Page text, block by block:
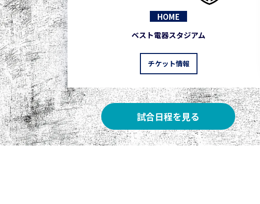
HOME
ベスト電器スタジアム
チケット情報
試合日程を見る